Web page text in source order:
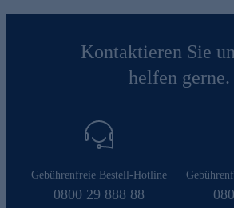
Kontaktieren Sie
helfen gerne.
Gebührenfreie Bestell-Hotline
0800 29 888 88